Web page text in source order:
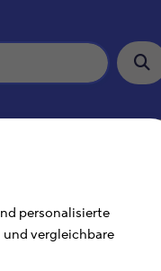
personalisierte
und vergleichbare
absetzen?